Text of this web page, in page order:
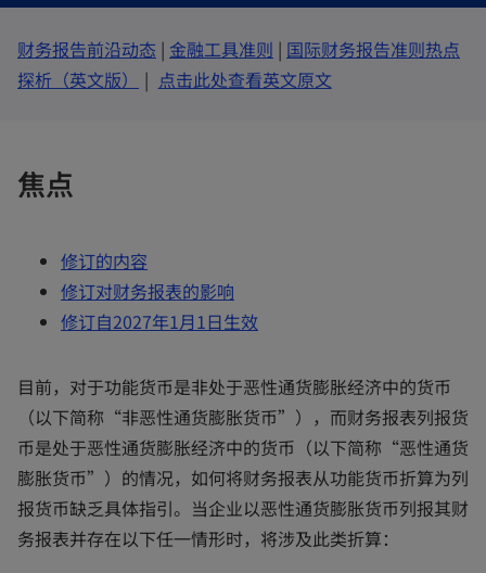
e
w
t
a
b
财务报告前沿动态 o
p
n
e
t
a
b
| 金融工具准则 o
p
t
a
b
| 国际财务报告准则热点
探析（英文版）
o
n
a
n
w
t
a
b
| 点击此处查看英文原文o
w
t
a
b
焦点
修订的内容
修订对财务报表的影响
修订自2027年1月1日生效
目前，对于功能货币是非处于恶性通货膨胀经济中的货币
（以下简称“非恶性通货膨胀货币”），而财务报表列报货
币是处于恶性通货膨胀经济中的货币（以下简称“恶性通货
膨胀货币”）的情况，如何将财务报表从功能货币折算为列
报货币缺乏具体指引。当企业以恶性通货膨胀货币列报其财
务报表并存在以下任一情形时，将涉及此类折算：